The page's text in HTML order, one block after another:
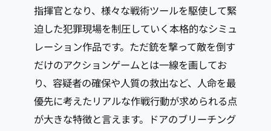
指揮官となり、様々な戦術ツールを駆使して緊
迫した犯罪現場を制圧していく本格的なシミュ
レーション作品です。ただ銃を撃って敵を倒す
だけのアクションゲームとは一線を画してお
り、容疑者の確保や人質の救出など、人命を最
優先に考えたリアルな作戦行動が求められる点
が大きな特徴と言えます。ドアのブリーチング